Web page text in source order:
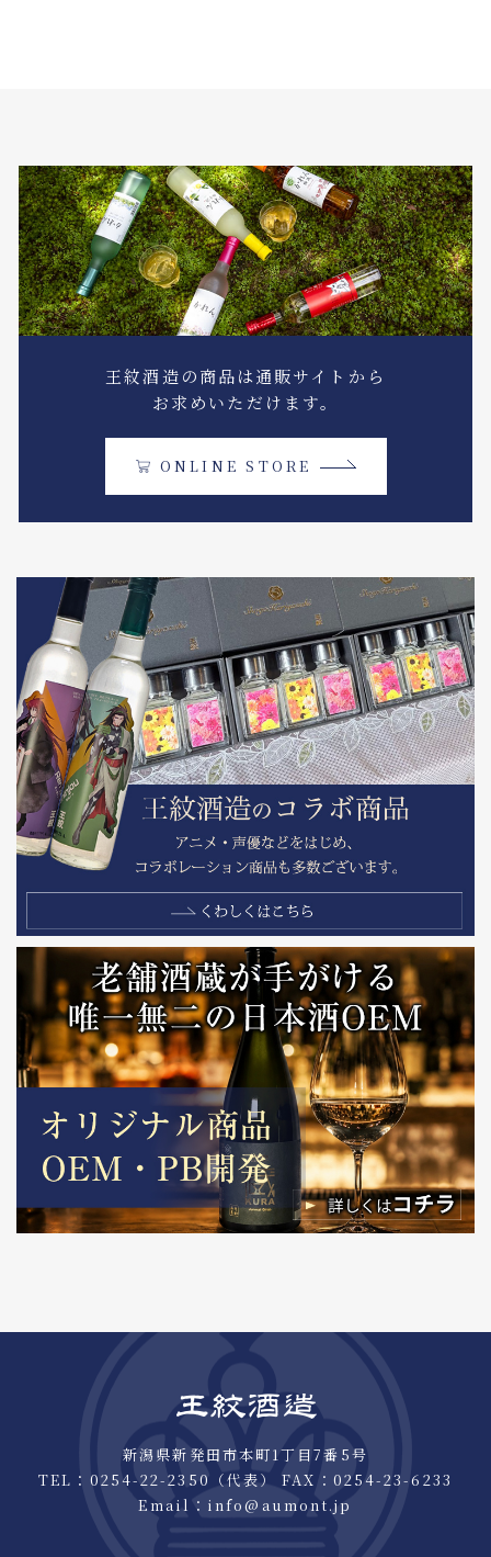
王紋酒造の商品は通販サイトから
お求めいただけます。
ONLINE STORE
新潟県新発田市本町1丁目7番5号
TEL： 0254-22-2350 （代表） FAX：0254-23-6233
Email： info@aumont.jp